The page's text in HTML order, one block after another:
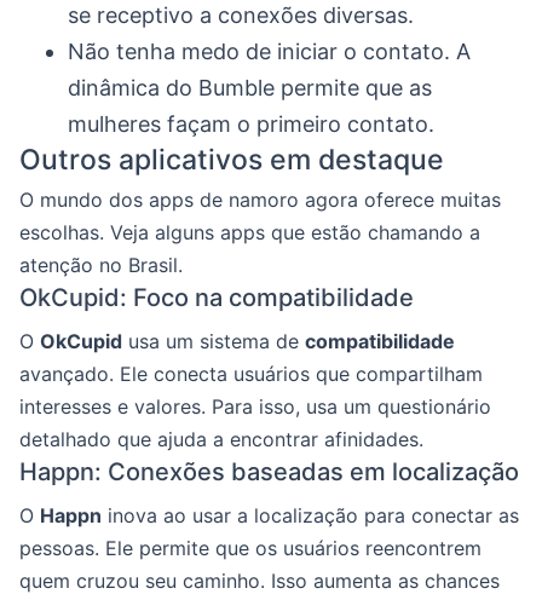
se receptivo a conexões diversas.
Não tenha medo de iniciar o contato. A
dinâmica do Bumble permite que as
mulheres façam o primeiro contato.
Outros aplicativos em destaque
O mundo dos apps de namoro agora oferece muitas
escolhas. Veja alguns apps que estão chamando a
atenção no Brasil.
OkCupid: Foco na compatibilidade
O OkCupid usa um sistema de compatibilidade
avançado. Ele conecta usuários que compartilham
interesses e valores. Para isso, usa um questionário
detalhado que ajuda a encontrar afinidades.
Happn: Conexões baseadas em localização
O Happn inova ao usar a localização para conectar as
pessoas. Ele permite que os usuários reencontrem
quem cruzou seu caminho. Isso aumenta as chances